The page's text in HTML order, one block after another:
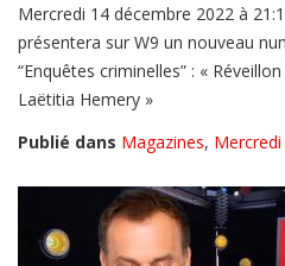
Mercredi 14 décembre 2022 à
présentera sur W9 un nouveau
“Enquêtes criminelles” : «
Laëtitia Hemery »
Publié dans Magazines, Mercredi